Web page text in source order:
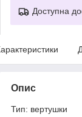
Доступна
Опис
Тип: вертушки